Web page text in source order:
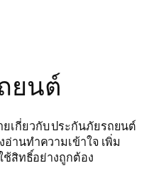
ยนต์
เกี่ยวกับ ประกันภัยรถยนต์
านทำความเข้าใจ เพิ่ม
ช้สิทธิ์อย่างถูกต้อง